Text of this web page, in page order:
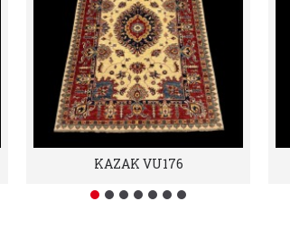
KAZAK VU176